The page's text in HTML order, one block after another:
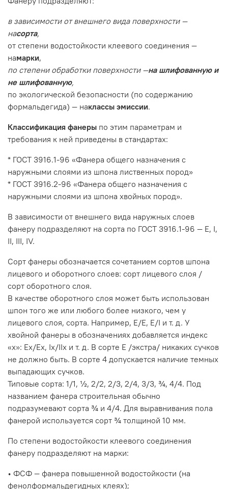
в зависимости от внешнего вида поверхности —
насорта,
от степени водостойкости клеевого соединения —
намарки,
по степени обработки поверхности —на шлифованную и
не шлифованную,
по экологической безопасности (по содержанию
формальдегида) — наклассы эмиссии.
Классификация фанеры по этим параметрам и
требования к ней приведены в стандартах:
* ГОСТ 3916.1-96 «Фанера общего назначения с
наружными слоями из шпона лиственных пород»
* ГОСТ 3916.2-96 «Фанера общего назначения с
наружными слоями из шпона хвойных пород».
В зависимости от внешнего вида наружных слоев
фанеру подразделяют на сорта по ГОСТ 3916.1-96 — E, I,
II, III, IV.
Сорт фанеры обозначается сочетанием сортов шпона
лицевого и оборотного слоев: сорт лицевого слоя /
сорт оборотного слоя.
В качестве оборотного слоя может быть использован
шпон того же или любого более низкого, чем у
лицевого слоя, сорта. Например, Е/Е, Е/I и т. д. У
хвойной фанеры в обозначениях добавляется индекс
«х»: Ех/Ех, Iх/IIх и т. д. В сорте Е /экстра/ никаких сучков
не должно быть. В сорте 4 допускается наличие темных
выпадающих сучков.
Типовые сорта: 1/1, ½, 2/2, 2/3, 2/4, 3/3, ¾, 4/4. Под
названием фанера строительная обычно
подразумевают сорта ¾ и 4/4. Для выравнивания пола
фанерой используется сорт ¾ толщиной 10 мм.
По степени водостойкости клеевого соединения
фанеру подразделяют на марки:
• ФСФ — фанера повышенной водостойкости (на
фенолформальдегидных клеях);